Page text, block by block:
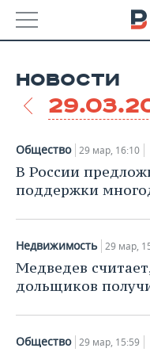
УДМУРТИЯ
НОВОСТИ
НОВОСТИ
ДЕКЛАРАЦИИ О
КОРОЛИ ГОСЗАКАЗА
ВУЗЫ ТАТАРСТАНА
КОМУ
ТАТАРСТАНА
ЭКОНОМИКА
НОВОСТИ
ФИНАНСЫ
БАНКИ
БЮДЖЕТ
ИНВЕСТИЦИИ
НОВОСТИ
ПРОМЫШЛЕННОСТИ
АГРОПРОМ
НЕДВИЖИМОСТЬ
НОВОСТИ
АВТО
НОВОСТИ АВТО
БИЗНЕС
НОВОСТИ БИЗНЕСА
ТЕХНОЛОГИИ
НОВОСТИ
Общество 29 мар, 16:10
В России
поддержки
Недвижимость 29 мар,
Медведев
дольщиков
Общество 29 мар, 15:59